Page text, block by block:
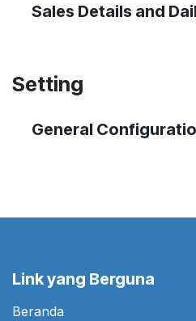
Sales Details and
Setting
General
Link yang Berguna
Beranda